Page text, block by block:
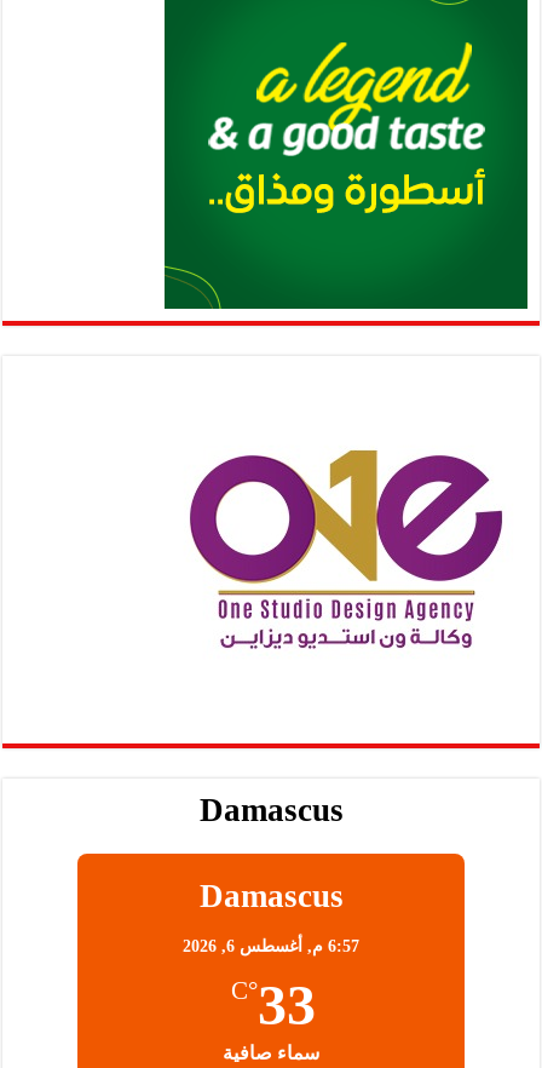
Damascus
Damascus
6:57 م, أغسطس 6, 2026
33
°C
سماء صافية